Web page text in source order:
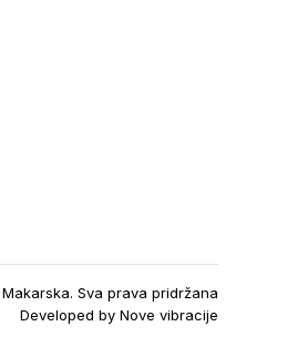
Sva prava pridržana
Developed byNove vibracije